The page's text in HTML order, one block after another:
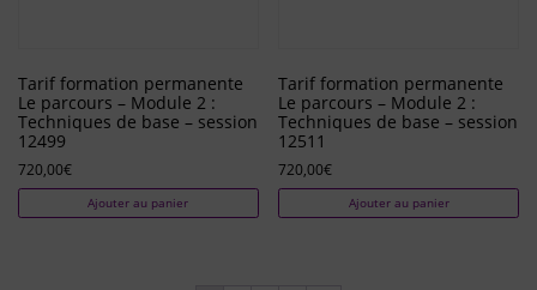
Tarif formation permanente
Le parcours – Module 2 :
Techniques de base – session
12499
720,00€
Ajouter au panier
Tarif formation permanente
Le parcours – Module 2 :
Techniques de base – session
12511
720,00€
Ajouter au panier